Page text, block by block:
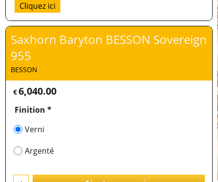
Cliquez ici
Saxhorn Baryton BESSON Sovereign
955
BESSON
€6,040.00
Finition *
Verni
Argenté